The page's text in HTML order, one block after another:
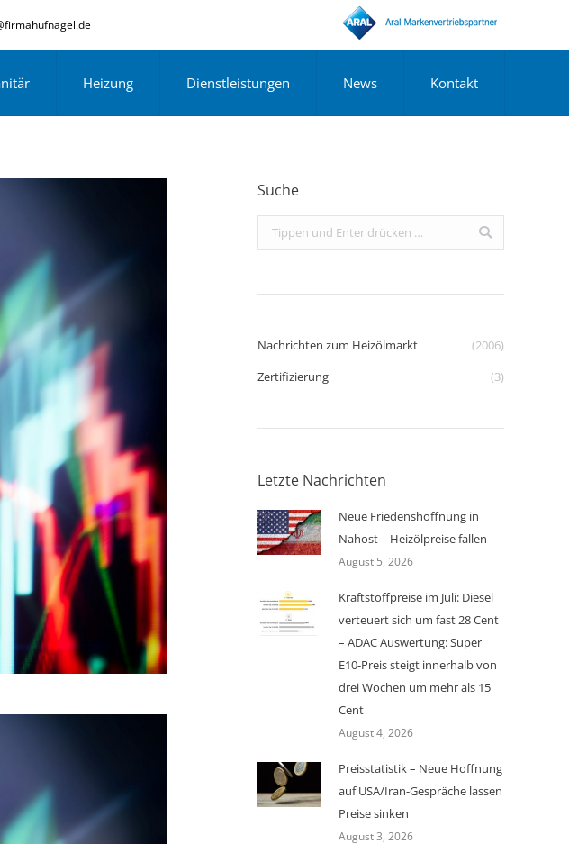
Heizung Dienstleistungen News Kontakt
Suche
Search:
Nachrichten zum Heizölmarkt
(2006)
Zertifizierung
(3)
Letzte Nachrichten
Neue Friedenshoffnung in
Nahost – Heizölpreise fallen
August 5, 2026
Kraftstoffpreise im Juli: Diesel
verteuert sich um fast 28 Cent
– ADAC Auswertung: Super
E10-Preis steigt innerhalb von
drei Wochen um mehr als 15
Cent
August 4, 2026
Preisstatistik – Neue Hoffnung
auf USA/Iran-Gespräche lassen
Preise sinken
August 3, 2026